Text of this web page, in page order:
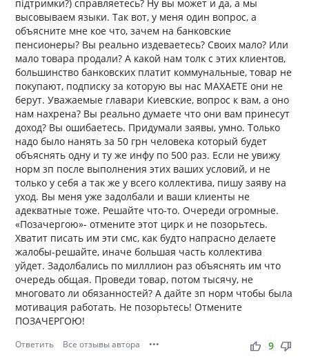
підтримки?) справляетесь? Ну вы может и да, а мы
высовываем языки. Так вот, у меня один вопрос, а
объясните мне кое что, зачем на банковские
пенсионеры? Вы реально издеваетесь? Своих мало? Или
мало товара продали? А какой нам толк с этих клиентов,
большинство банковских платит коммунальные, товар не
покупают, подписку за которую вы нас МАХАЕТЕ они не
берут. Уважаемые главари Киевские, вопрос к вам, а оно
нам нахрена? Вы реально думаете что они вам принесут
доход? Вы ошибаетесь. Придумали заявы, умно. Только
надо было нанять за 50 грн человека который будет
объяснять одну и ту же инфу по 500 раз. Если не увижу
норм зп после выполнения этих ваших условий, и не
только у себя а так же у всего коллектива, пишу заяву на
уход. Вы меня уже задолбали и ваши клиенты не
адекватные тоже. Решайте что-то. Очереди огромные.
«Позачергою»- отмените этот цирк и не позорьтесь.
Хватит писать им эти смс, как будто напрасно делаете
жалобы-решайте, иначе большая часть коллектива
уйдет. Задолбались по милллион раз объяснять им что
очередь общая. Проведи товар, потом тысячу, не
многовато ли обязанностей? А дайте зп норм чтобы была
мотивация работать. Не позорьтесь! Отмените
ПОЗАЧЕРГОЮ!
Ответить Все отзывы автора ••• thumb_up thumb_down
9